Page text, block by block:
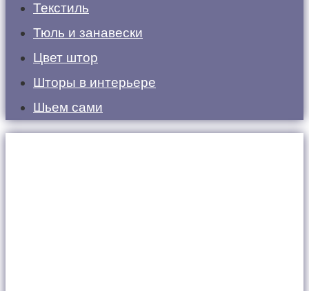
Текстиль
Тюль и занавески
Цвет штор
Шторы в интерьере
Шьем сами